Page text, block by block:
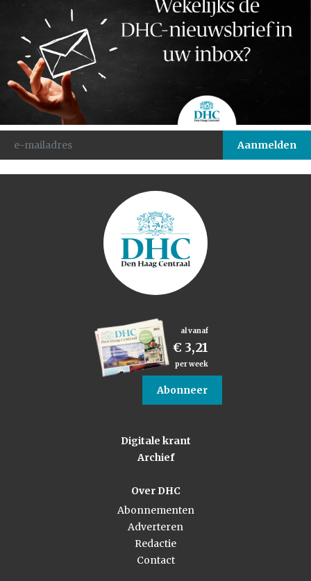
al vanaf
€ 3,21
per week
Abonneer
Digitale krant
Archief
Over DHC
Abonnementen
Adverteren
Redactie
Contact